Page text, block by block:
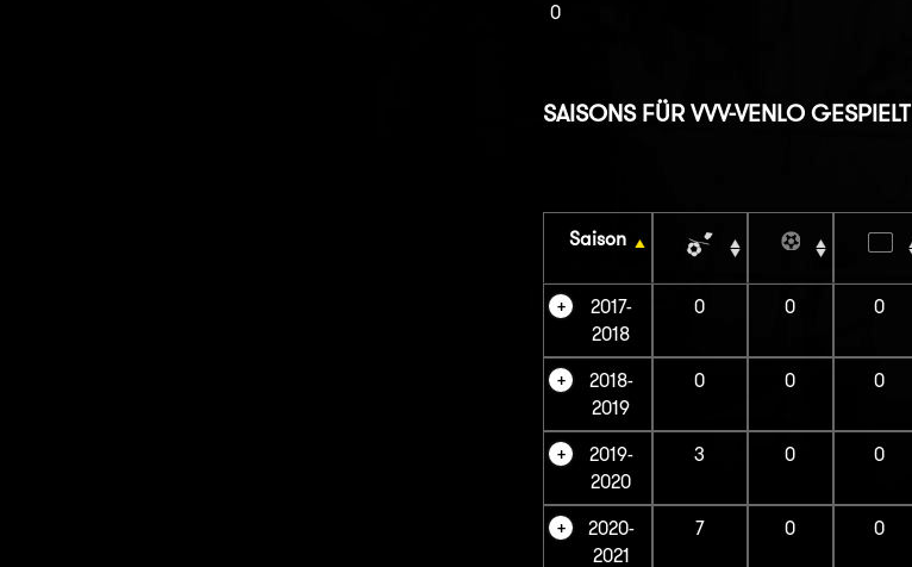
0
SAISONS FÜR VVV-VENLO GESPIELT
Saison
2017-
2018
0 0 0
2018-
2019
0 0 0
2019-
2020
3 0 0
2020-
2021
7 0 0